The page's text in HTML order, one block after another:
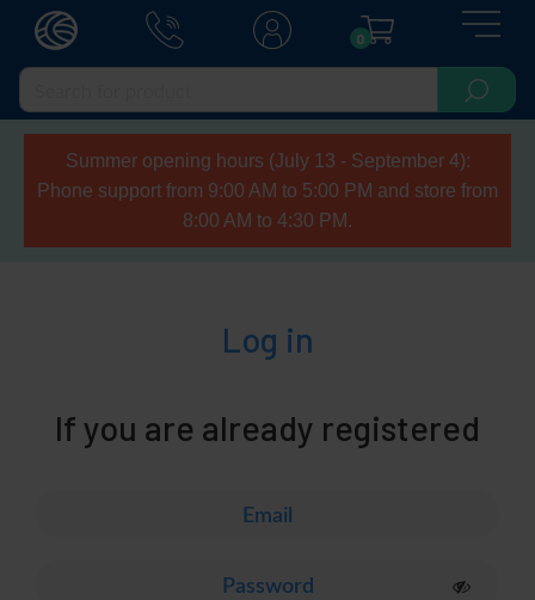
0
Summer opening hours (July 13 - September 4):
Phone support from 9:00 AM to 5:00 PM and store from
8:00 AM to 4:30 PM.
Log in
If you are already registered